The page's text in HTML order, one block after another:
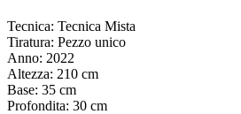
Tecnica: Tecnica Mista
Tiratura: Pezzo unico
Anno: 2022
Altezza: 210 cm
Base: 35 cm
Profondita: 30 cm